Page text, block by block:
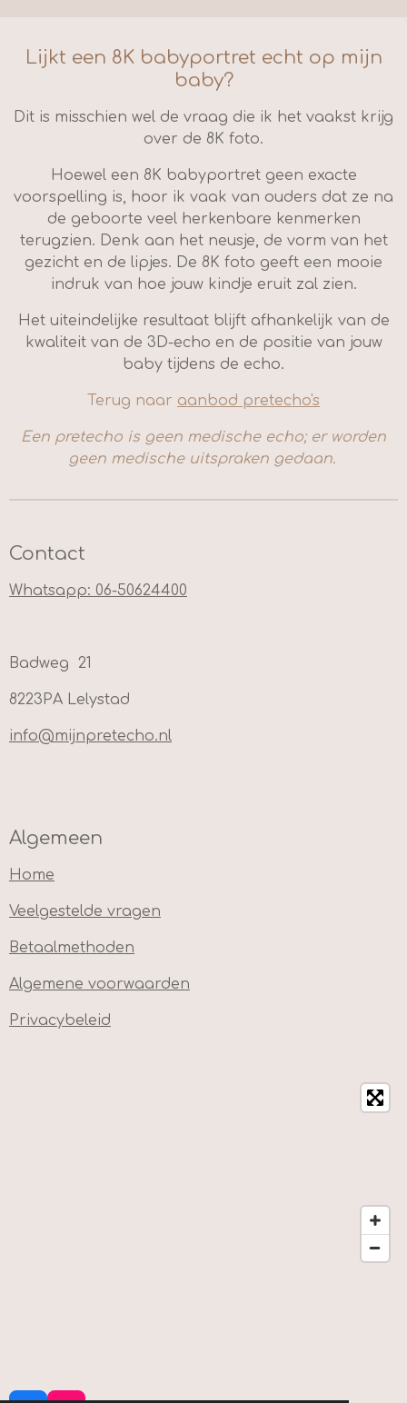
Lijkt een 8K babyportret echt op mijn
baby?
Dit is misschien wel de vraag die ik het vaakst krijg
over de 8K foto.
Hoewel een 8K babyportret geen exacte
voorspelling is, hoor ik vaak van ouders dat ze na
de geboorte veel herkenbare kenmerken
terugzien. Denk aan het neusje, de vorm van het
gezicht en de lipjes. De 8K foto geeft een mooie
indruk van hoe jouw kindje eruit zal zien.
Het uiteindelijke resultaat blijft afhankelijk van de
kwaliteit van de 3D-echo en de positie van jouw
baby tijdens de echo.
Terug naar aanbod pretecho's
Een pretecho is geen medische echo; er worden
geen medische uitspraken gedaan.
Contact
Whatsapp: 06-50624400
Badweg 21
8223PA Lelystad
info@mijnpretecho.nl
Algemeen
Home
Veelgestelde vragen
Betaalmethoden
Algemene voorwaarden
Privacybeleid